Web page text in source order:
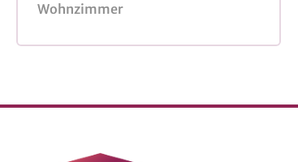
Wohnzimmer